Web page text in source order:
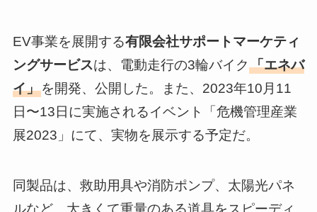
EV事業を展開する有限会社サポートマーケティ
ングサービスは、電動走行の3輪バイク 「エネバ
イ」を開発、公開した。また、2023年10月11
日〜13日に実施されるイベント「危機管理産業
展2023」にて、実物を展示する予定だ。
同製品は、救助用具や消防ポンプ、太陽光パネ
ルなど、大きくて重量のある道具をスピーディ